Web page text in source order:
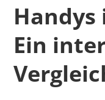
Handys
Ein